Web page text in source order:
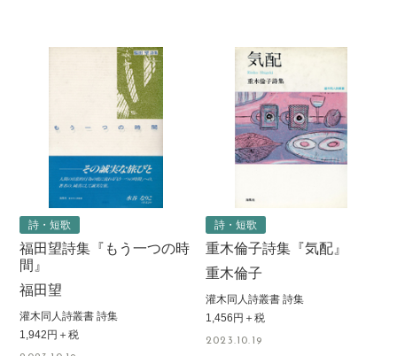
詩・短歌
福田望詩集『もう一つの時
間』
福田望
灌木同人詩叢書 詩集
1,942円＋税
詩・短歌
重木倫子詩集『気配』
重木倫子
灌木同人詩叢書 詩集
1,456円＋税
2023.10.19